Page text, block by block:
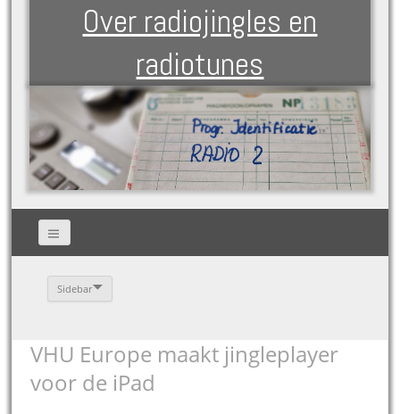
Over radiojingles en
radiotunes
Sidebar
VHU Europe maakt jingleplayer
voor de iPad